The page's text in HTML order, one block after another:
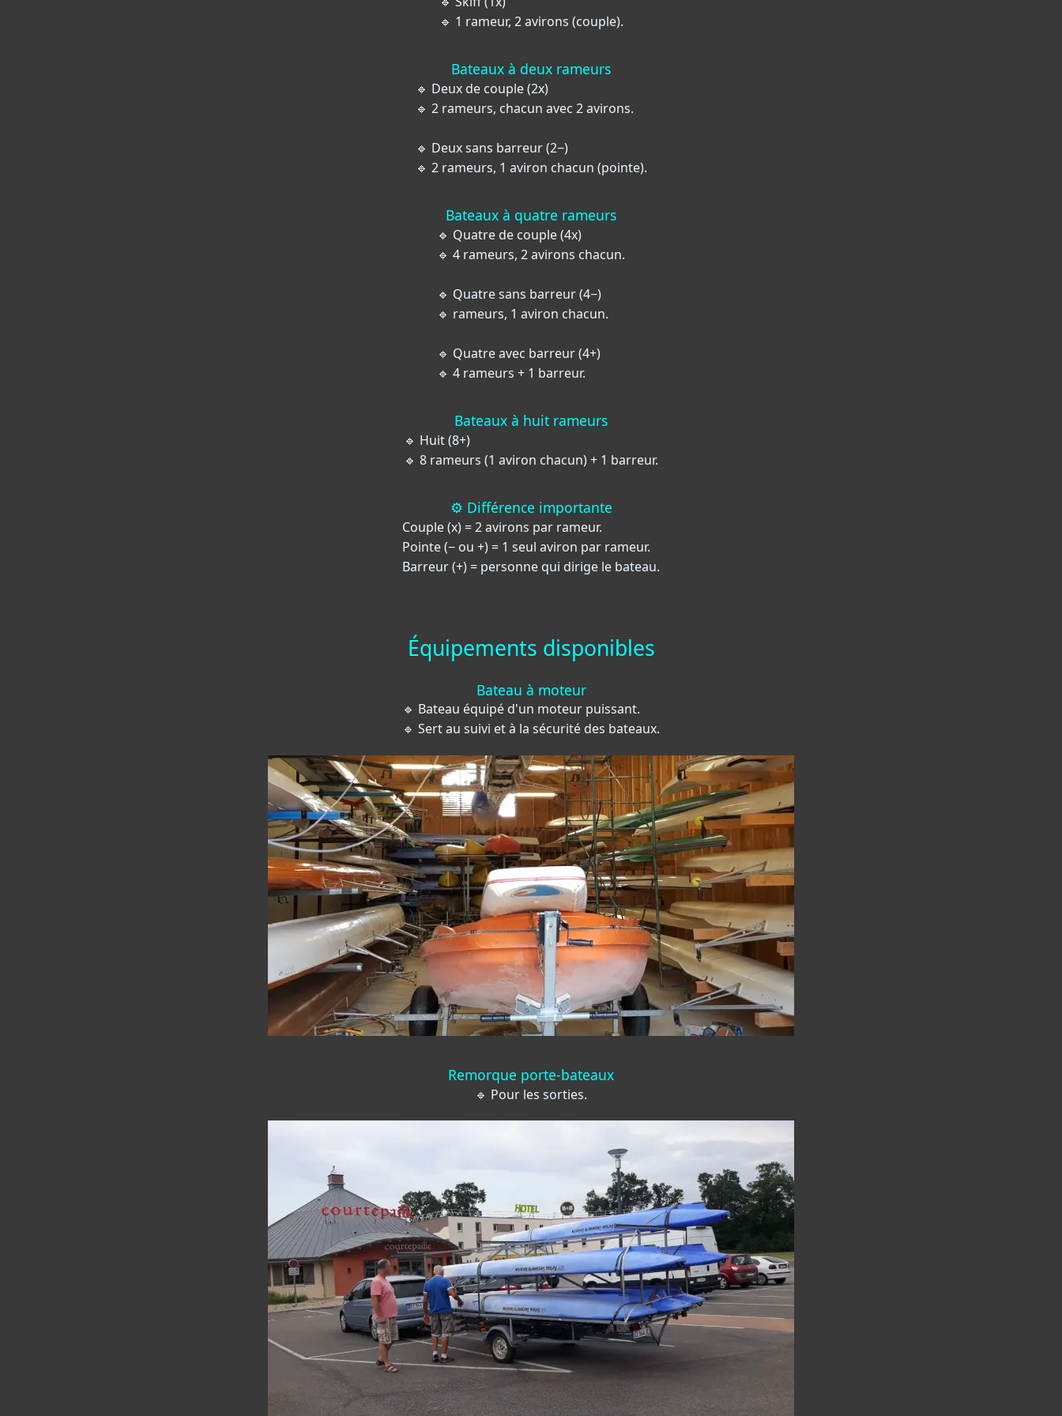
🔹 1 rameur, 2 avirons (couple).
Bateaux à deux rameurs
🔹 Deux de couple (2x)
🔹 2 rameurs, chacun avec 2 avirons.
🔹 Deux sans barreur (2−)
🔹 2 rameurs, 1 aviron chacun (pointe).
Bateaux à quatre rameurs
🔹 Quatre de couple (4x)
🔹 4 rameurs, 2 avirons chacun.
🔹 Quatre sans barreur (4−)
🔹 rameurs, 1 aviron chacun.
🔹 Quatre avec barreur (4+)
🔹 4 rameurs + 1 barreur.
Bateaux à huit rameurs
🔹 Huit (8+)
🔹 8 rameurs (1 aviron chacun) + 1 barreur.
⚙️ Différence importante
Couple (x) = 2 avirons par rameur.
Pointe (− ou +) = 1 seul aviron par rameur.
Barreur (+) = personne qui dirige le bateau.
Équipements disponibles
Bateau à moteur
🔹 Bateau équipé d'un moteur puissant.
🔹 Sert au suivi et à la sécurité des bateaux.
Remorque porte-bateaux
🔹 Pour les sorties.